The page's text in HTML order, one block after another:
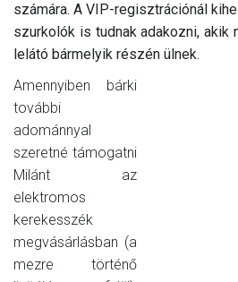
számára. A VIP-regisztrációnál
szurkolók is tudnak adakozni, akik
lelátó bármelyik részén ülnek.
Amennyiben bárki
további
adománnyal
szeretné támogatni
Milánt az
elektromos
kerekesszék
megvásárlásban (a
mezre történő